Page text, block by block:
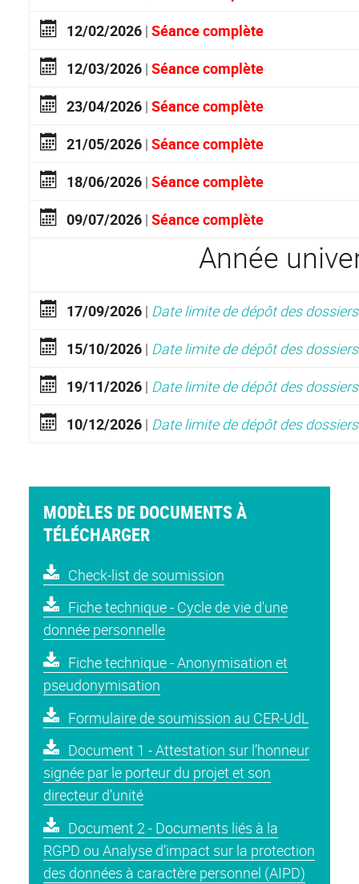
12/02/2026| Séance complète
12/03/2026| Séance complète
23/04/2026| Séance complète
21/05/2026| Séance complète
18/06/2026| Séance complète
09/07/2026| Séance complète
Année
17/09/2026| Date limite de dépôt des
15/10/2026| Date limite de dépôt des
19/11/2026| Date limite de dépôt des
10/12/2026| Date limite de dépôt des
MODÈLES DE DOCUMENTS À
TÉLÉCHARGER
Check-list de soumission
Fiche technique - Cycle de vie d'une
donnée personnelle
Fiche technique - Anonymisation et
pseudonymisation
Formulaire de soumission au CER-UdL
Document 1 - Attestation sur l’honneur
signée par le porteur du projet et son
directeur d’unité
Document 2 - Documents liés à la
RGPD ou Analyse d’impact sur la protection
des données à caractère personnel (AIPD)